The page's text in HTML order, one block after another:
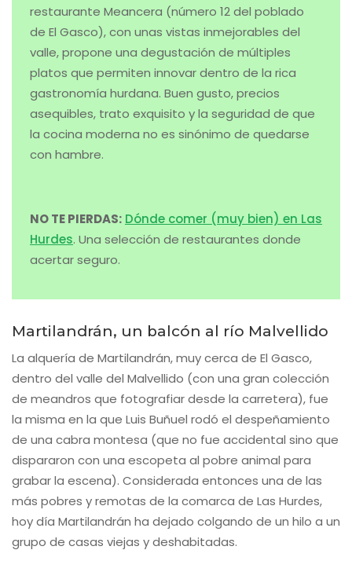
restaurante Meancera (número 12 del poblado
de El Gasco), con unas vistas inmejorables del
valle, propone una degustación de múltiples
platos que permiten innovar dentro de la rica
gastronomía hurdana. Buen gusto, precios
asequibles, trato exquisito y la seguridad de que
la cocina moderna no es sinónimo de quedarse
con hambre.
NO TE PIERDAS: Dónde comer (muy bien) en Las
Hurdes. Una selección de restaurantes donde
acertar seguro.
Martilandrán, un balcón al río Malvellido
La alquería de Martilandrán, muy cerca de El Gasco,
dentro del valle del Malvellido (con una gran colección
de meandros que fotografiar desde la carretera), fue
la misma en la que Luis Buñuel rodó el despeñamiento
de una cabra montesa (que no fue accidental sino que
dispararon con una escopeta al pobre animal para
grabar la escena). Considerada entonces una de las
más pobres y remotas de la comarca de Las Hurdes,
hoy día Martilandrán ha dejado colgando de un hilo a un
grupo de casas viejas y deshabitadas.